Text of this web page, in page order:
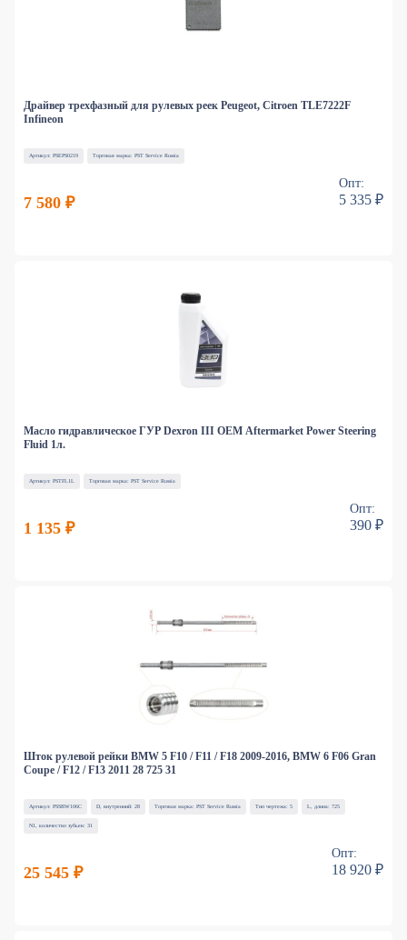
Драйвер трехфазный для рулевых реек Peugeot, Citroen TLE7222F
Infineon
Артикул: PSEPS0219 Торговая марка: PST Service Russia
7 580 ₽
Опт:
5 335 ₽
Масло гидравлическое ГУР Dexron III OEM Aftermarket Power Steering
Fluid 1л.
Артикул: PSTFL1L Торговая марка: PST Service Russia
1 135 ₽
Опт:
390 ₽
Шток рулевой рейки BMW 5 F10 / F11 / F18 2009-2016, BMW 6 F06 Gran
Coupe / F12 / F13 2011 28 725 31
Артикул: PSSBW106C D, внутренний: 28 Торговая марка: PST Service Russia Тип чертежа: 5 L, длина: 725
N1, количество зубьев: 31
25 545 ₽
Опт:
18 920 ₽